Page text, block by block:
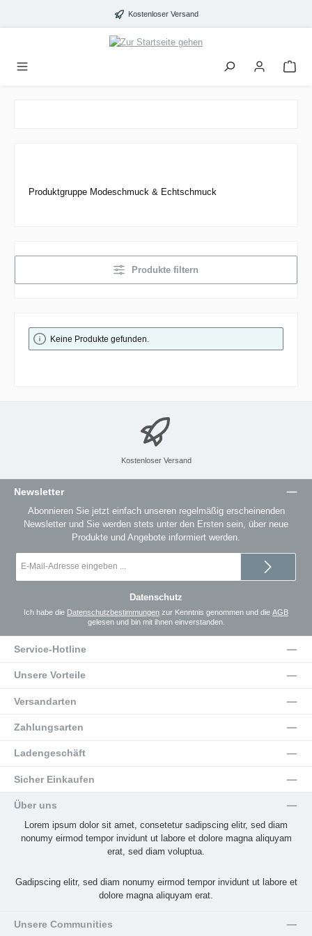
Kostenloser Versand
Produktgruppe Modeschmuck & Echtschmuck
Produkte filtern
Keine Produkte gefunden.
Kostenloser Versand
Newsletter
Abonnieren Sie jetzt einfach unseren regelmäßig erscheinenden
Newsletter und Sie werden stets unter den Ersten sein, über neue
Produkte und Angebote informiert werden.
Mail-
Datenschutz
Ich habe die Datenschutzbestimmungen zur Kenntnis genommen und die AGB
gelesen und bin mit ihnen einverstanden.
Service-Hotline
Unsere Vorteile
Versandarten
Zahlungsarten
Ladengeschäft
Sicher Einkaufen
Über uns
Lorem ipsum dolor sit amet, consetetur sadipscing elitr, sed diam
nonumy eirmod tempor invidunt ut labore et dolore magna aliquyam
erat, sed diam voluptua.
Gadipscing elitr, sed diam nonumy eirmod tempor invidunt ut labore et
dolore magna aliquyam erat.
Unsere Communities